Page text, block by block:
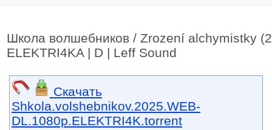
Школа волшебников / Zrození alchymistky
ELEKTRI4KA | D | Leff Sound
Скачать
Shkola.volshebnikov.2025.WEB-
DL.1080p.ELEKTRI4K.torrent